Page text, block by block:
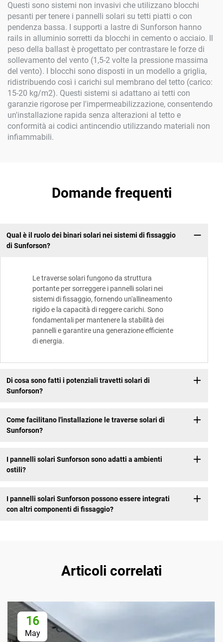
Questi sono sistemi non invasivi che utilizzano blocchi
pesanti per tenere i pannelli solari su tetti piatti o con
pendenza bassa. I supporti a lastre di Sunforson hanno
rails in alluminio sorretti da blocchi in cemento o acciaio. Il
peso della ballast è progettato per contrastare le forze di
sollevamento del vento (1,5-2 volte la pressione massima
del vento). I blocchi sono disposti in un modello a griglia,
ridistribuendo così i carichi sul membrano del tetto (carico:
15-20 kg/m2). Questi sistemi si adattano ai tetti con
garanzie rigorose per l'impermeabilizzazione, consentendo
un'installazione rapida senza alterazioni al tetto e
conformità ai codici antincendio utilizzando materiali non
infiammabili.
Domande frequenti
Qual è il ruolo dei binari solari nei sistemi di fissaggio
di Sunforson?
Le traverse solari fungono da struttura
portante per sorreggere i pannelli solari nei
sistemi di fissaggio, fornendo un'allineamento
rigido e la capacità di reggere carichi. Sono
fondamentali per mantenere la stabilità dei
pannelli e garantire una generazione efficiente
di energia.
Di cosa sono fatti i potenziali travetti solari di
Sunforson?
Come facilitano l'installazione le traverse solari di
Sunforson?
I pannelli solari Sunforson sono adatti a ambienti
ostili?
I pannelli solari Sunforson possono essere integrati
con altri componenti di fissaggio?
Articoli correlati
16
May